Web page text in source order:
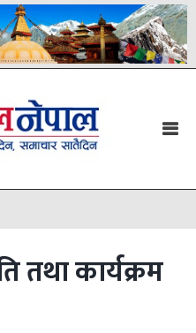
तथा कार्यक्रम